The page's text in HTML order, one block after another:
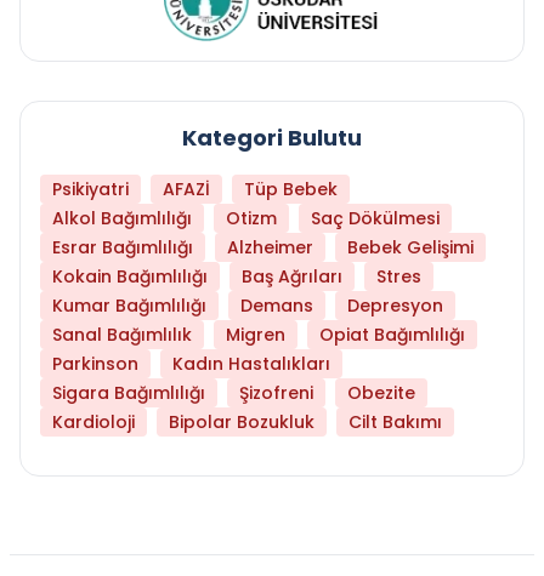
Kategori Bulutu
Psikiyatri AFAZİ
Tüp Bebek
Alkol Bağımlılığı
Otizm
Saç Dökülmesi
Esrar Bağımlılığı
Alzheimer
Bebek Gelişimi
Kokain Bağımlılığı
Baş Ağrıları
Stres
Kumar Bağımlılığı
Demans
Depresyon
Sanal Bağımlılık
Migren
Opiat Bağımlılığı
Parkinson
Kadın Hastalıkları
Sigara Bağımlılığı
Şizofreni
Obezite
Kardioloji
Bipolar Bozukluk Cilt Bakımı